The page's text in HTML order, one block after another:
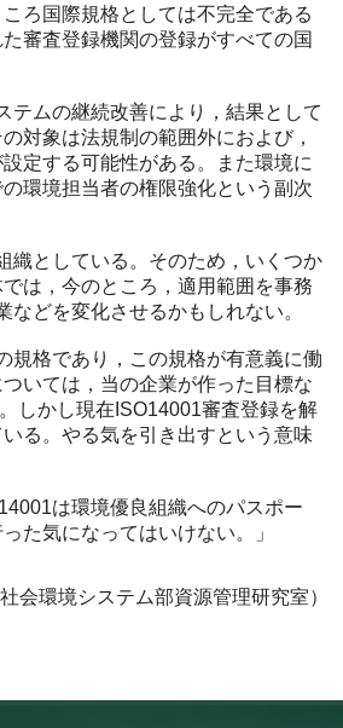
ろ国際規格としては不完全である
審査登録機関の登録がすべての国
ムの継続改善により，結果として
対象は法規制の範囲外におよび，
定する可能性がある。また環境に
環境担当者の権限強化という副次
としている。そのため，いくつか
は，今のところ，適用範囲を事務
どを変化させるかもしれない。
格であり，この規格が有意義に働
いては，当の企業が作った目標な
しかし現在ISO14001審査登録を解
る。やる気を引き出すという意味
は環境優良組織へのパスポー
た気になってはいけない。」
会環境システム部資源管理研究室）